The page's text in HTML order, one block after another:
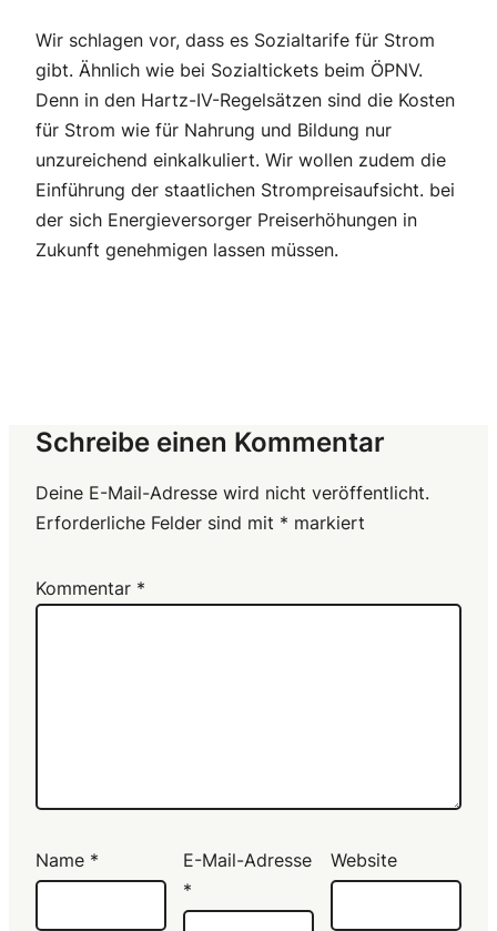
Wir schlagen vor, dass es Sozialtarife für Strom
gibt. Ähnlich wie bei Sozialtickets beim ÖPNV.
Denn in den Hartz-IV-Regelsätzen sind die Kosten
für Strom wie für Nahrung und Bildung nur
unzureichend einkalkuliert. Wir wollen zudem die
Einführung der staatlichen Strompreisaufsicht. bei
der sich Energieversorger Preiserhöhungen in
Zukunft genehmigen lassen müssen.
Schreibe einen Kommentar
Deine E-Mail-Adresse wird nicht veröffentlicht.
Erforderliche Felder sind mit * markiert
Kommentar *
Name *
E-Mail-Adresse
*
Website